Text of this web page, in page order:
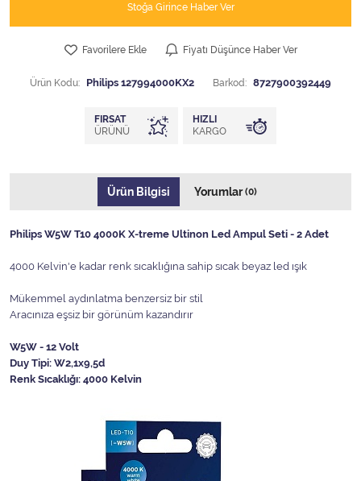
Stoğa Girince Haber Ver
Favorilere Ekle Fiyatı Düşünce Haber Ver
Ürün Kodu: Philips 127994000KX2 Barkod: 8727900392449
FIRSAT
ÜRÜNÜ
HIZLI
KARGO
Ürün Bilgisi Yorumlar(0)
Philips W5W T10 4000K X-treme Ultinon Led Ampul Seti - 2 Adet
4000 Kelvin'e kadar renk sıcaklığına sahip sıcak beyaz led ışık
Mükemmel aydınlatma benzersiz bir stil
Aracınıza eşsiz bir görünüm kazandırır
W5W - 12 Volt
Duy Tipi: W2,1x9,5d
Renk Sıcaklığı: 4000 Kelvin